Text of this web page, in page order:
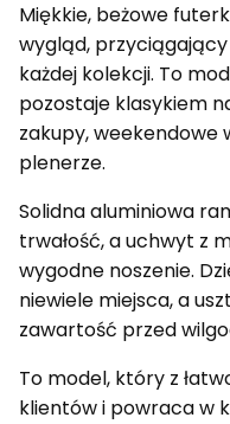
Miękkie, beżowe
wygląd,
każdej kolekcji. To
pozostaje klasykiem
zakupy, weekendowe
plenerze.
Solidna aluminiowa
trwałość, a uchwyt z
wygodne noszenie.
niewiele miejsca, a
zawartość przed
To model, który z
klientów i powraca w